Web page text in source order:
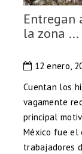
Entregan
la zona ...
12 enero,
Cuentan los
vagamente
principal
México fue el
trabajadores